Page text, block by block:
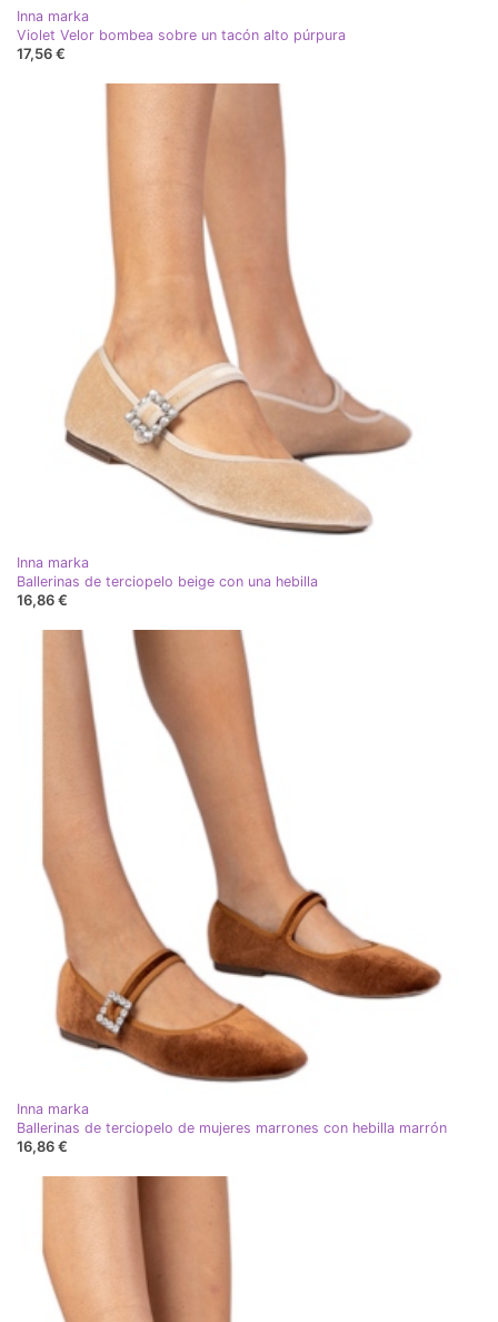
Inna marka
Violet Velor bombea sobre un tacón alto púrpura
17,56 €
Inna marka
Ballerinas de terciopelo beige con una hebilla
16,86 €
Inna marka
Ballerinas de terciopelo de mujeres marrones con hebilla marrón
16,86 €